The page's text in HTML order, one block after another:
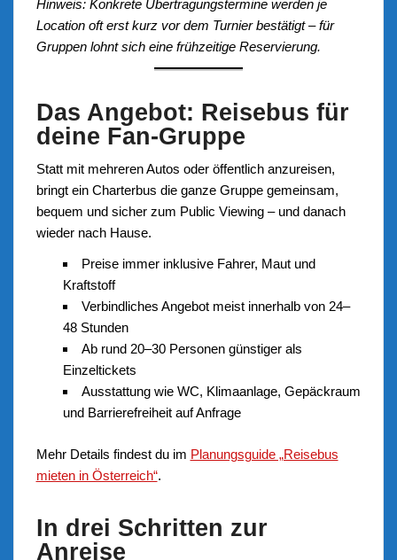
Hinweis: Konkrete Übertragungstermine werden je
Location oft erst kurz vor dem Turnier bestätigt – für
Gruppen lohnt sich eine frühzeitige Reservierung.
Das Angebot: Reisebus für
deine Fan-Gruppe
Statt mit mehreren Autos oder öffentlich anzureisen,
bringt ein Charterbus die ganze Gruppe gemeinsam,
bequem und sicher zum Public Viewing – und danach
wieder nach Hause.
Preise immer inklusive Fahrer, Maut und
Kraftstoff
Verbindliches Angebot meist innerhalb von 24–
48 Stunden
Ab rund 20–30 Personen günstiger als
Einzeltickets
Ausstattung wie WC, Klimaanlage, Gepäckraum
und Barrierefreiheit auf Anfrage
Mehr Details findest du im Planungsguide „Reisebus
mieten in Österreich“.
In drei Schritten zur
Anreise